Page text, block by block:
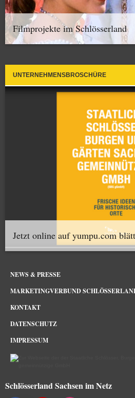
Filmprojekte im Schlösserland
UNTERNEHMENSBROSCHÜRE
Jetzt online auf yumpu.com
NEWS & PRESSE
MARKETINGVERBUND
KONTAKT
DATENSCHUTZ
IMPRESSUM
Schlösserland Sachsen im Netz